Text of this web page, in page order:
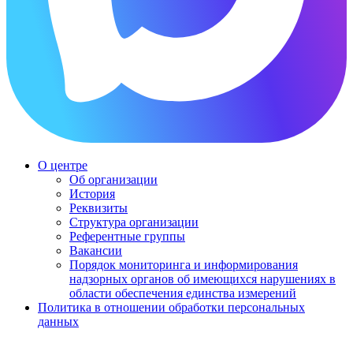
О центре
Об организации
История
Реквизиты
Структура организации
Референтные группы
Вакансии
Порядок мониторинга и информирования
надзорных органов об имеющихся нарушениях в
области обеспечения единства измерений
Политика в отношении обработки персональных
данных